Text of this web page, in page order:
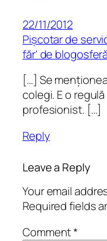
22/11/2012
Pișcotar de
făr' de blogosferă
[…] Se
colegi. E o
profesionist. […]
Reply
Leave a Reply
Your email
Required fields
Comment*